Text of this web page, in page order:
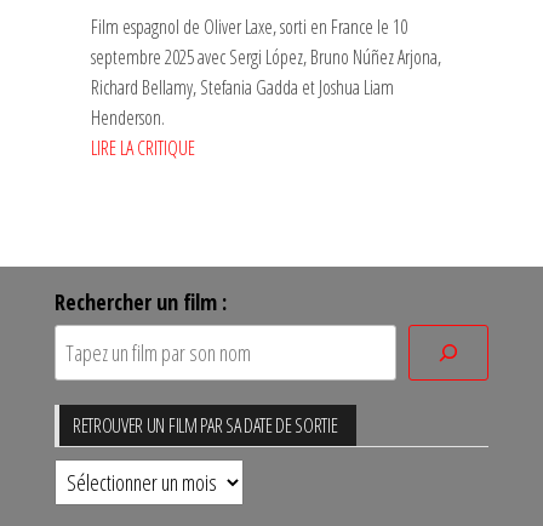
Film espagnol de Oliver Laxe, sorti en France le 10
septembre 2025 avec Sergi López, Bruno Núñez Arjona,
Richard Bellamy, Stefania Gadda et Joshua Liam
Henderson.
LIRE LA CRITIQUE
Rechercher un film :
RETROUVER UN FILM PAR SA DATE DE SORTIE
Retrouver
un